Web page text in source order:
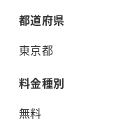
都道府県
東京都
料金種別
無料